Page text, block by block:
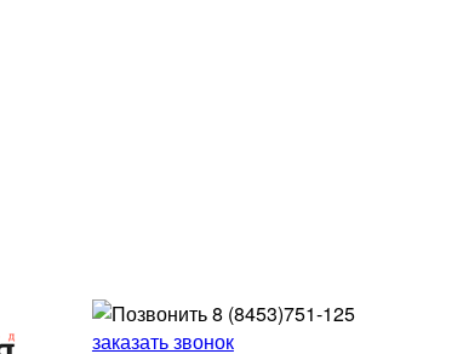
8 (8453)751-125
заказать звонок